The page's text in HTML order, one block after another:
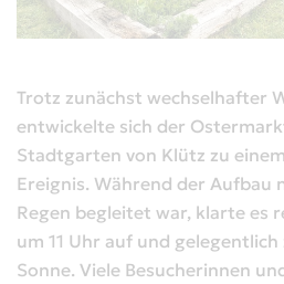
Trotz zunächst wechselhafter
entwickelte sich der
Stadtgarten von Klütz zu
Ereignis. Während der Aufbau
Regen begleitet war, klarte es
um 11 Uhr auf und
Sonne. Viele Besucherinnen